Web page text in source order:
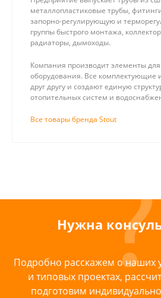
металлопластиковые трубы,
запорно-регулирующую и
группы быстрого монтажа,
радиаторы, дымоходы.
Компания производит элементы для
оборудования. Все комплектующие
друг другу и создают единую
отопительных систем и
Все товары бренда Stout
Нужна
Подробно расскажем о наших
и типовых проектах,
подготовим